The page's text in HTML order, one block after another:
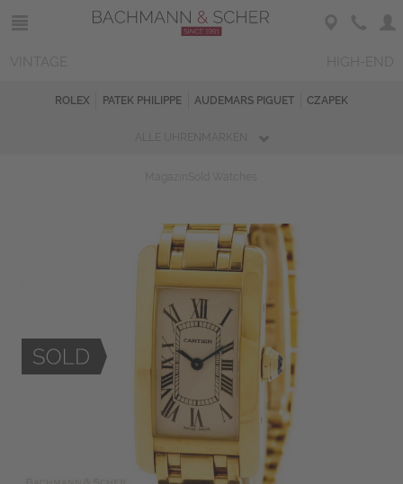
ROLEX PATEK PHILIPPE AUDEMARS PIGUET CZAPEK